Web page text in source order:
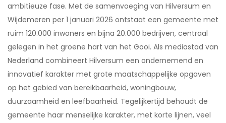
ambitieuze fase. Met de samenvoeging van Hilversum en
Wijdemeren per 1 januari 2026 ontstaat een gemeente met
ruim 120.000 inwoners en bijna 20.000 bedrijven, centraal
gelegen in het groene hart van het Gooi. Als mediastad van
Nederland combineert Hilversum een ondernemend en
innovatief karakter met grote maatschappelijke opgaven
op het gebied van bereikbaarheid, woningbouw,
duurzaamheid en leefbaarheid. Tegelijkertijd behoudt de
gemeente haar menselijke karakter, met korte lijnen, veel